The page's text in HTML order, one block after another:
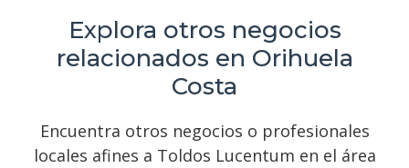
Explora otros negocios
relacionados en Orihuela
Costa
Encuentra otros negocios o profesionales
locales afines a Toldos Lucentum en el área